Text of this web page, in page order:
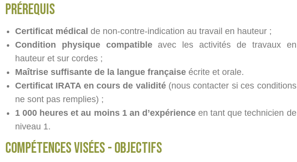
PRÉREQUIS
Certificat médical de non-contre-indication au travail en hauteur ;
Condition physique compatibleavec les activités de travaux en
hauteur et sur cordes ;
Maîtrise suffisante de la langue française écrite et orale.
Certificat IRATA en cours de validité(nous contacter si ces conditions
ne sont pas remplies) ;
1 000 heures et au moins 1 an d’expérienceen tant que technicien de
niveau 1.
compétences visées - objectifs